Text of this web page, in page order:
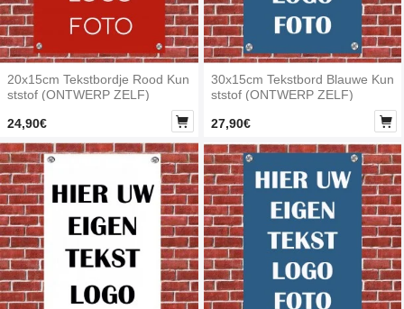
20x15cm Tekstbordje Rood Kun
ststof (ONTWERP ZELF)
24,90€

30x15cm Tekstbord Blauwe Kun
ststof (ONTWERP ZELF)
27,90€
